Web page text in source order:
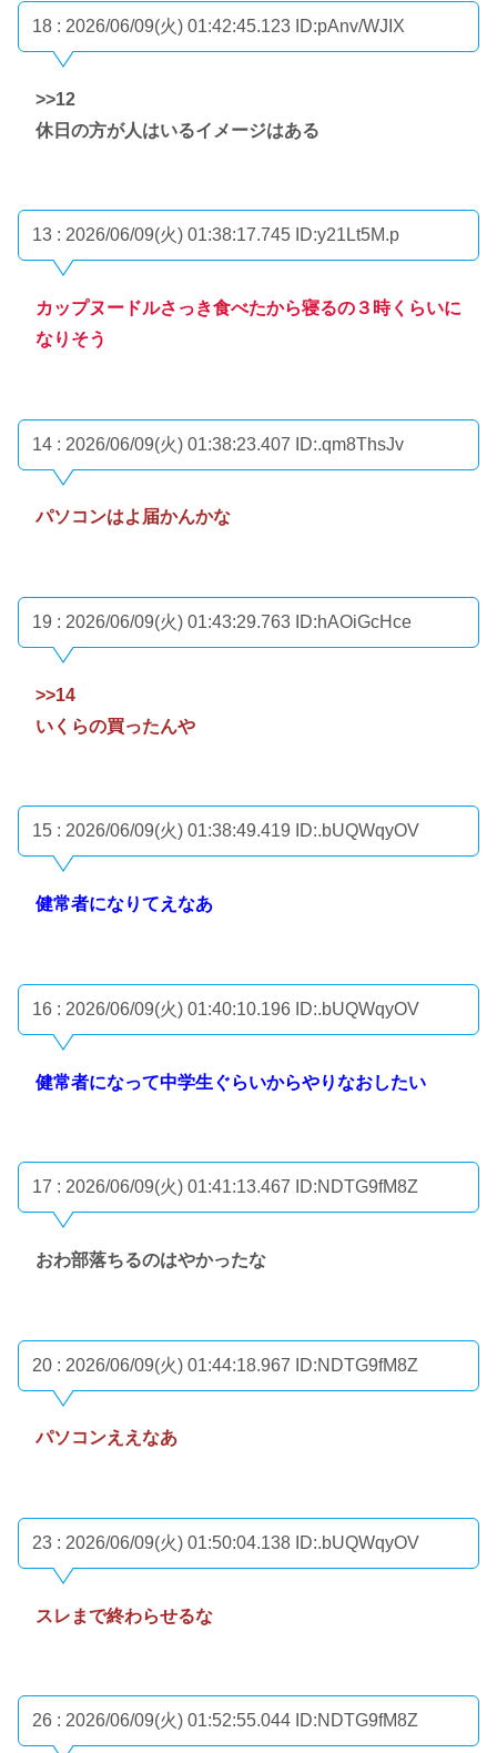
18 : 2026/06/09(火) 01:42:45.123 ID:pAnv/WJIX
>>12
休日の方が人はいるイメージはある
13 : 2026/06/09(火) 01:38:17.745 ID:y21Lt5M.p
カップヌードルさっき食べたから寝るの３時くらいに
なりそう
14 : 2026/06/09(火) 01:38:23.407 ID:.qm8ThsJv
パソコンはよ届かんかな
19 : 2026/06/09(火) 01:43:29.763 ID:hAOiGcHce
>>14
いくらの買ったんや
15 : 2026/06/09(火) 01:38:49.419 ID:.bUQWqyOV
健常者になりてえなあ
16 : 2026/06/09(火) 01:40:10.196 ID:.bUQWqyOV
健常者になって中学生ぐらいからやりなおしたい
17 : 2026/06/09(火) 01:41:13.467 ID:NDTG9fM8Z
おわ部落ちるのはやかったな
20 : 2026/06/09(火) 01:44:18.967 ID:NDTG9fM8Z
パソコンええなあ
23 : 2026/06/09(火) 01:50:04.138 ID:.bUQWqyOV
スレまで終わらせるな
26 : 2026/06/09(火) 01:52:55.044 ID:NDTG9fM8Z